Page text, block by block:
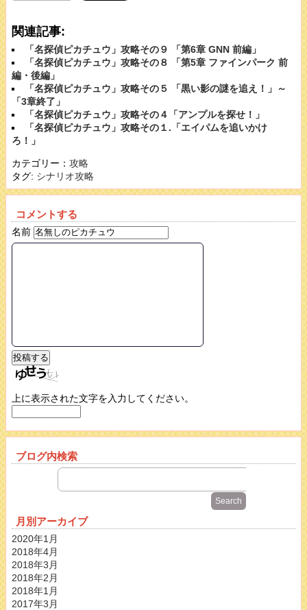
関連記事:
「名探偵ピカチュウ」攻略その９ 「第6章 GNN 前編」
「名探偵ピカチュウ」攻略その８ 「第5章 ファインパーク 前
編・後編」
「名探偵ピカチュウ」攻略その５ 「黒い影の謎を追え！」～
「3章終了」
「名探偵ピカチュウ」攻略その４「アンプルを探せ！」
「名探偵ピカチュウ」攻略その１.「エイパムを追いかけ
ろ！」
カテゴリー： 攻略
タグ: シナリオ攻略
コメントする
名前
上に表示された文字を入力してください。
ブログ内検索
月別アーカイブ
2020年1月
2018年4月
2018年3月
2018年2月
2018年1月
2017年3月